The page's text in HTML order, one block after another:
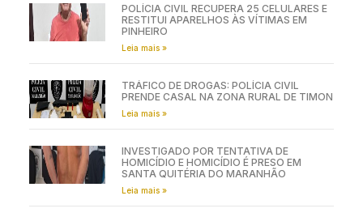
POLÍCIA CIVIL RECUPERA 25 CELULARES E
RESTITUI APARELHOS ÀS VÍTIMAS EM
PINHEIRO
Leia mais »
TRÁFICO DE DROGAS: POLÍCIA CIVIL
PRENDE CASAL NA ZONA RURAL DE TIMON
Leia mais »
INVESTIGADO POR TENTATIVA DE
HOMICÍDIO E HOMICÍDIO É PRESO EM
SANTA QUITÉRIA DO MARANHÃO
Leia mais »